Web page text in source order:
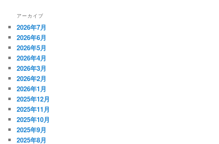
アーカイブ
2026年7月
2026年6月
2026年5月
2026年4月
2026年3月
2026年2月
2026年1月
2025年12月
2025年11月
2025年10月
2025年9月
2025年8月